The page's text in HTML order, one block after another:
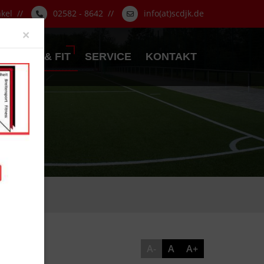
// 02582 - 8642 // info(at)scdjk.de
GESUND & FIT SERVICE KONTAKT
A A+
×